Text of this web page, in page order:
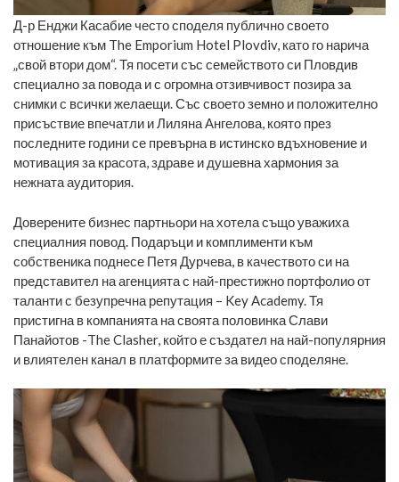
Д-р Енджи Касабие често споделя публично своето
отношение към The Emporium Hotel Plovdiv, като го нарича
„свой втори дом“. Тя посети със семейството си Пловдив
специално за повода и с огромна отзивчивост позира за
снимки с всички желаещи. Със своето земно и положително
присъствие впечатли и Лиляна Ангелова, която през
последните години се превърна в истинско вдъхновение и
мотивация за красота, здраве и душевна хармония за
нежната аудитория.
Доверените бизнес партньори на хотела също уважиха
специалния повод. Подаръци и комплименти към
собственика поднесе Петя Дурчева, в качеството си на
представител на агенцията с най-престижно портфолио от
таланти с безупречна репутация – Key Academy. Тя
пристигна в компанията на своята половинка Слави
Панaйотов -The Clasher, който е създател на най-популярния
и влиятелен канал в платформите за видео споделяне.